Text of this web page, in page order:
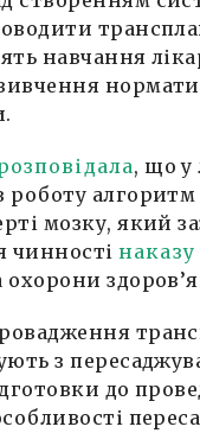
навчання
, що у
алгоритм
мозку, який
чинностінаказу
охорони
з
до